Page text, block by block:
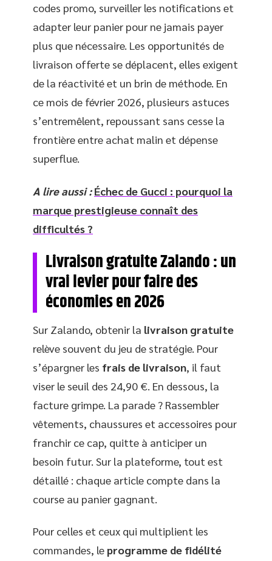
codes promo, surveiller les notifications et
adapter leur panier pour ne jamais payer
plus que nécessaire. Les opportunités de
livraison offerte se déplacent, elles exigent
de la réactivité et un brin de méthode. En
ce mois de février 2026, plusieurs astuces
s’entremêlent, repoussant sans cesse la
frontière entre achat malin et dépense
superflue.
A lire aussi : Échec de Gucci : pourquoi la
marque prestigieuse connaît des
difficultés ?
Livraison gratuite Zalando : un
vrai levier pour faire des
économies en 2026
Sur Zalando, obtenir la livraison gratuite
relève souvent du jeu de stratégie. Pour
s’épargner les frais de livraison, il faut
viser le seuil des 24,90 €. En dessous, la
facture grimpe. La parade ? Rassembler
vêtements, chaussures et accessoires pour
franchir ce cap, quitte à anticiper un
besoin futur. Sur la plateforme, tout est
détaillé : chaque article compte dans la
course au panier gagnant.
Pour celles et ceux qui multiplient les
commandes, le programme de fidélité